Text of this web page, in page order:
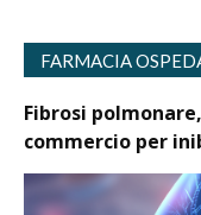
FARMACIA
Fibrosi
commercio per